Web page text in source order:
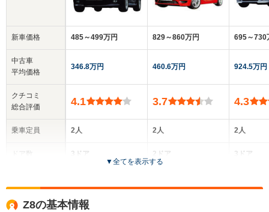
新車価格
中古車
平均価格
クチコミ
総合評価
乗車定員
ドア数
485～499万円
346.8万円
4.1
2人
3ドア
全高
829～860万円
460.6万円
3.7
2人
2ドア
全高
695～730
924.5万円
4.3
2人
3ドア
全
▼全てを表示する
Z8の基本情報